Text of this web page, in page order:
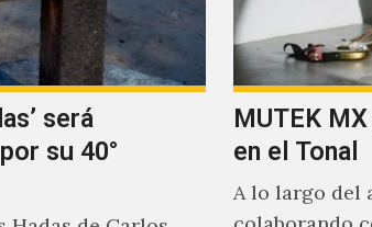
será
su 40°
MUTEK
en el Tonal
A lo largo del